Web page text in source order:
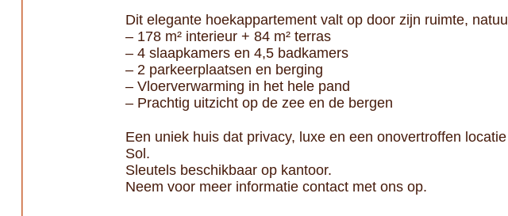
Dit elegante hoekappartement valt op door zijn ruimte,
– 178 m² interieur + 84 m² terras
– 4 slaapkamers en 4,5 badkamers
– 2 parkeerplaatsen en berging
– Vloerverwarming in het hele pand
– Prachtig uitzicht op de zee en de bergen
Een uniek huis dat privacy, luxe en een onovertroffen
Sol.
Sleutels beschikbaar op kantoor.
Neem voor meer informatie contact met ons op.